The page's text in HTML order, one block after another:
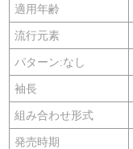
適用年齢
流行元素
パターン:なし
袖長
組み合わせ形式
発売時期